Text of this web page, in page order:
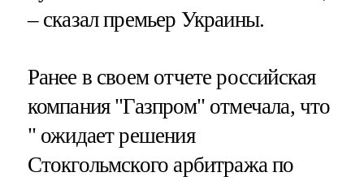
– сказал премьер Украины.
Ранее в своем отчете российская
компания "Газпром" отмечала, что
" ожидает решения
Стокгольмского арбитража по